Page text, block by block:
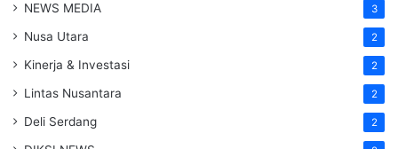
NEWS MEDIA 3
Nusa Utara 2
Kinerja & Investasi 2
Lintas Nusantara 2
Deli Serdang 2